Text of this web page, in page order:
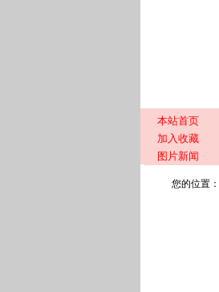
本站首页
加入收藏
图片新闻
您的位置：